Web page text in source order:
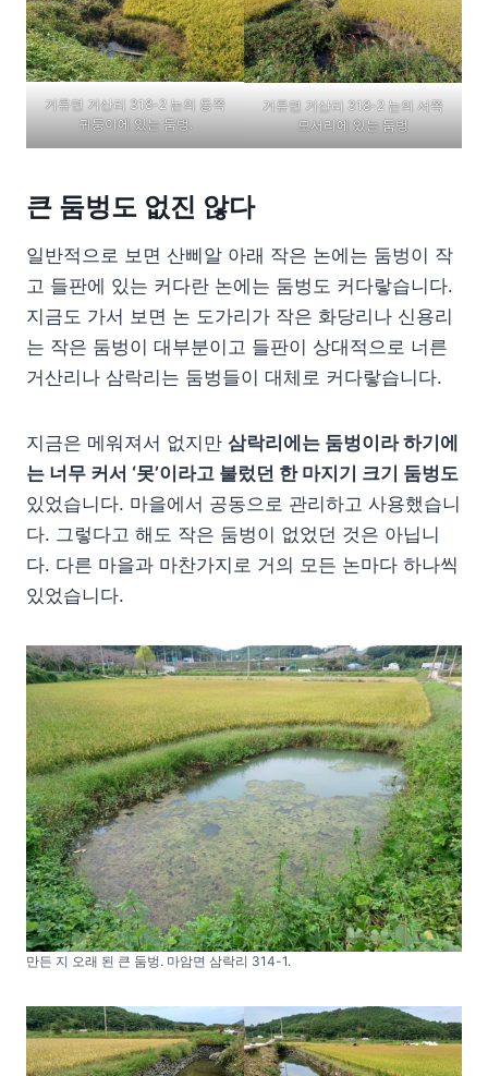
거류면 거산리 318-2 논의 동쪽
귀퉁이에 있는 둠벙.
거류면 거산리 318-2 논의 서쪽
모서리에 있는 둠벙
큰 둠벙도 없진 않다
일반적으로 보면 산삐알 아래 작은 논에는 둠벙이 작
고 들판에 있는 커다란 논에는 둠벙도 커다랗습니다.
지금도 가서 보면 논 도가리가 작은 화당리나 신용리
는 작은 둠벙이 대부분이고 들판이 상대적으로 너른
거산리나 삼락리는 둠벙들이 대체로 커다랗습니다.
지금은 메워져서 없지만 삼락리에는 둠벙이라 하기에
는 너무 커서 ‘못’이라고 불렀던 한 마지기 크기 둠벙도
있었습니다. 마을에서 공동으로 관리하고 사용했습니
다. 그렇다고 해도 작은 둠벙이 없었던 것은 아닙니
다. 다른 마을과 마찬가지로 거의 모든 논마다 하나씩
있었습니다.
만든 지 오래 된 큰 둠벙. 마암면 삼락리 314-1.